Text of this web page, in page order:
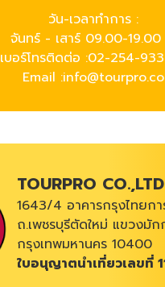
วัน-เวลาทำการ :
จันทร์ - เสาร์ 09.00-19.00
เบอร์โทรติดต่อ :02-254-
Email :info@tourpro.co
TOURPRO CO.,LTD
1643/4 อาคารกรุงไทยก
ถ.เพชรบุรีตัดใหม่ แขวงมัก
กรุงเทพมหานคร 10400
ใบอนุญาตนำเที่ยวเลขที่